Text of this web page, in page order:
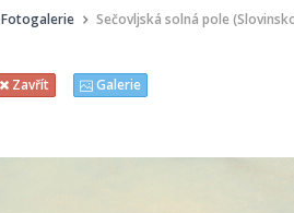
Fotogalerie Sečovljská solná pole
Zavřít Galerie